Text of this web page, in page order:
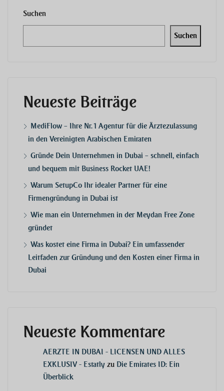
Suchen
Suchen
Neueste Beiträge
MediFlow – Ihre Nr. 1 Agentur für die Ärztezulassung
in den Vereinigten Arabischen Emiraten
Gründe Dein Unternehmen in Dubai – schnell, einfach
und bequem mit Business Rocket UAE!
Warum SetupCo Ihr idealer Partner für eine
Firmengründung in Dubai ist
Wie man ein Unternehmen in der Meydan Free Zone
gründet
Was kostet eine Firma in Dubai? Ein umfassender
Leitfaden zur Gründung und den Kosten einer Firma in
Dubai
Neueste Kommentare
AERZTE IN DUBAI - LICENSEN UND ALLES
EXKLUSIV - Estatly zu Die Emirates ID: Ein
Überblick